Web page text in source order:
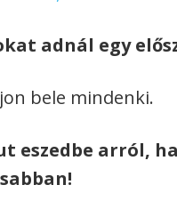
adnál egy
bele mindenki.
eszedbe arról,